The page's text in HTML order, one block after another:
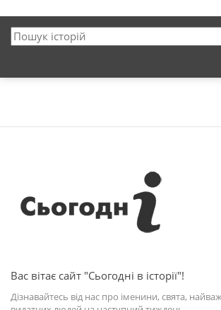
Вас вітає сайт "Сьогодні в історії"!
Дізнавайтесь від нас про іменини, свята,